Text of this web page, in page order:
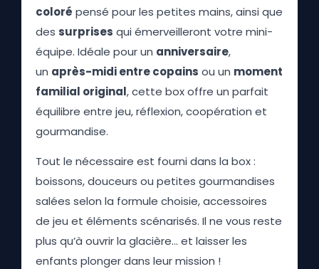
coloré pensé pour les petites mains, ainsi que
des surprises qui émerveilleront votre mini-
équipe. Idéale pour un anniversaire,
un après-midi entre copains ou un moment
familial original, cette box offre un parfait
équilibre entre jeu, réflexion, coopération et
gourmandise.
Tout le nécessaire est fourni dans la box :
boissons, douceurs ou petites gourmandises
salées selon la formule choisie, accessoires
de jeu et éléments scénarisés. Il ne vous reste
plus qu’à ouvrir la glacière… et laisser les
enfants plonger dans leur mission !